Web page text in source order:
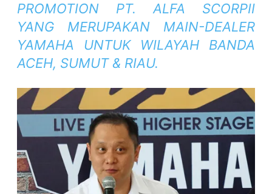
PROMOTION PT. ALFA SCORPII
YANG MERUPAKAN MAIN-DEALER
YAMAHA UNTUK WILAYAH BANDA
ACEH, SUMUT & RIAU.